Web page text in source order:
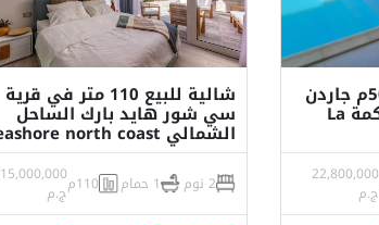
شالية للبيع 150م + 50م جاردن
في لافيستا رأس الحكمة La
22,800,000
ج.م
شالية للبيع 110 متر في قرية
سي شور هايد بارك الساحل
الشمالي Seashore north coast
2 نوم 1 حمام 110م 15,000,000
ج.م